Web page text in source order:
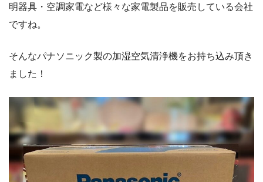
明器具・空調家電など様々な家電製品を販売している会社
ですね。
そんなパナソニック製の加湿空気清浄機をお持ち込み頂き
ました！